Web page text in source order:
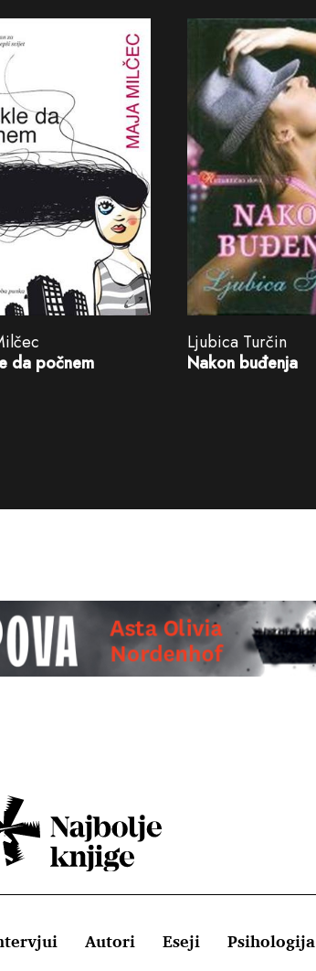
da počnem
Ljubica Turčin
Nakon buđenja
Autori Eseji Psihologija